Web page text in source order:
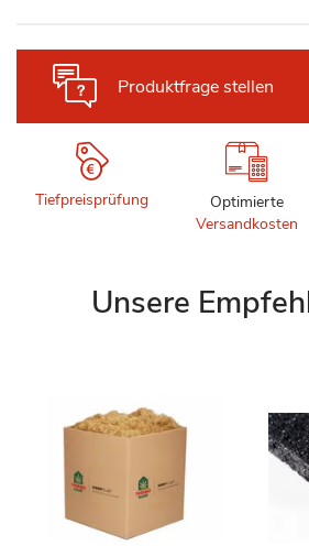
Produktfrage stellen
Tiefpreisprüfung
Optimierte
Versandkosten
Unsere